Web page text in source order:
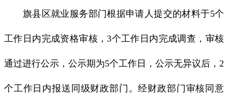
旗县区就业服务部门根据申请人提交的材料于5个
工作日内完成资格审核，3个工作日内完成调查，审核
通过进行公示，公示期为5个工作日，公示无异议后，2
个工作日内报送同级财政部门。经财政部门审核同意